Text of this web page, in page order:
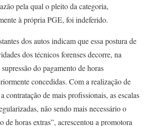
pela qual o pleito da categoria,
à própria PGE, foi indeferido.
dos autos indicam que essa postura de
dos técnicos forenses decorre, na
do pagamento de horas
concedidas. Com a realização de
contratação de mais profissionais, as escalas
não sendo mais necessário o
de horas extras”, acrescentou a promotora